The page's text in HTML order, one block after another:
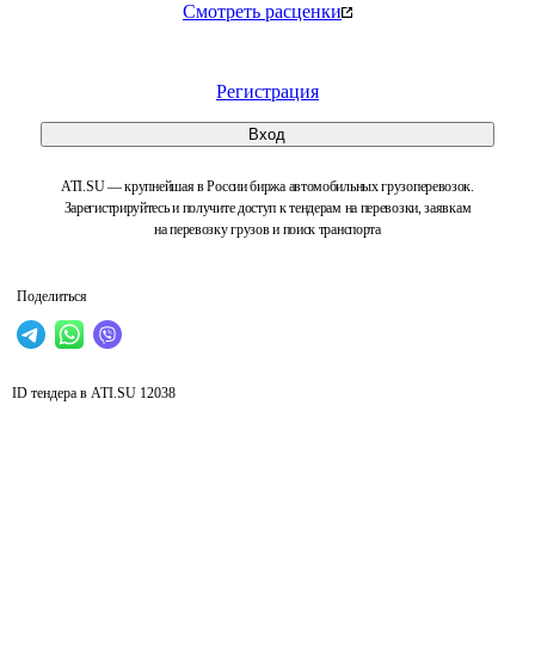
Смотреть расценки
Регистрация
Вход
ATI.SU — крупнейшая в России биржа автомобильных грузоперевозок.
Зарегистрируйтесь и получите доступ к тендерам на перевозки, заявкам
на перевозку грузов и поиск транспорта
Поделиться
ID тендера в ATI.SU 12038